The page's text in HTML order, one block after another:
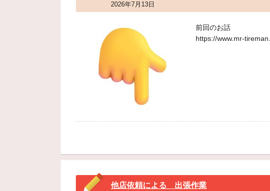
2026年7月13日
前回のお話
https://www.mr-
他店依頼による 出張作業